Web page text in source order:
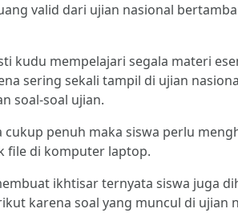
valid dari ujian nasional
kudu mempelajari segala materi
sering sekali tampil di ujian
soal-soal ujian.
penuh maka siswa perlu
file di komputer laptop.
ikhtisar ternyata siswa juga
karena soal yang muncul di ujian